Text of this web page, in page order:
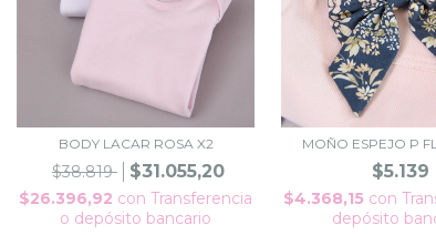
BODY LACAR ROSA X2
$38.819 $31.055,20
$26.396,92 con Transferencia
o depósito bancario
MOÑO ESPEJO P
$5.139
$4.368,15 con
depósito